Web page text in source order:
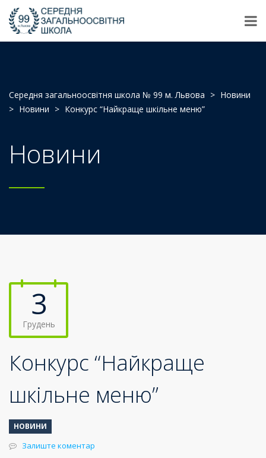
Середня загальноосвітня школа № 99 м. Львова > Новини
> Новини > Конкурс “Найкраще шкільне меню”
Новини
3
Грудень
Конкурс “Найкраще
шкільне меню”
НОВИНИ
Залиште коментар